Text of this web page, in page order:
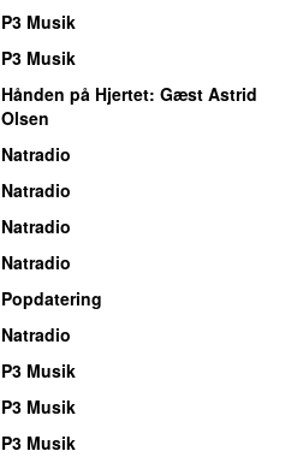
P3 Musik
P3 Musik
Hånden på Hjertet: Gæst Astrid
Olsen
Natradio
Natradio
Natradio
Natradio
Popdatering
Natradio
P3 Musik
P3 Musik
P3 Musik